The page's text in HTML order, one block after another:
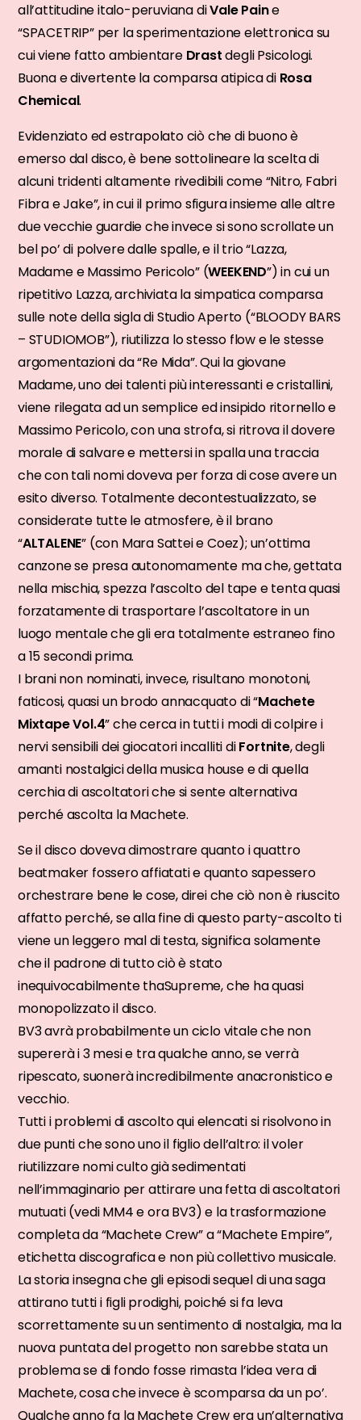
all’attitudine italo-peruviana diVale Paine
“SPACETRIP” per la sperimentazione elettronica su
cui viene fatto ambientare Drastdegli Psicologi.
Buona e divertente la comparsa atipica di Rosa
Chemical.
Evidenziato ed estrapolato ciò che di buono è
emerso dal disco, è bene sottolineare la scelta di
alcuni tridenti altamente rivedibili come “Nitro, Fabri
Fibra e Jake”, in cui il primo sfigura insieme alle altre
due vecchie guardie che invece si sono scrollate un
bel po’ di polvere dalle spalle, e il trio “Lazza,
Madame e Massimo Pericolo” (WEEKEND”) in cui un
ripetitivo Lazza, archiviata la simpatica comparsa
sulle note della sigla di Studio Aperto (“BLOODY BARS
– STUDIOMOB”), riutilizza lo stesso flow e le stesse
argomentazioni da “Re Mida”. Qui la giovane
Madame, uno dei talenti più interessanti e cristallini,
viene rilegata ad un semplice ed insipido ritornello e
Massimo Pericolo, con una strofa, si ritrova il dovere
morale di salvare e mettersi in spalla una traccia
che con tali nomi doveva per forza di cose avere un
esito diverso. Totalmente decontestualizzato, se
considerate tutte le atmosfere, è il brano
“ALTALENE” (con Mara Sattei e Coez); un’ottima
canzone se presa autonomamente ma che, gettata
nella mischia, spezza l’ascolto del tape e tenta quasi
forzatamente di trasportare l’ascoltatore in un
luogo mentale che gli era totalmente estraneo fino
a 15 secondi prima.
I brani non nominati, invece, risultano monotoni,
faticosi, quasi un brodo annacquato di “Machete
Mixtape Vol.4” che cerca in tutti i modi di colpire i
nervi sensibili dei giocatori incalliti diFortnite, degli
amanti nostalgici della musica house e di quella
cerchia di ascoltatori che si sente alternativa
perché ascolta la Machete.
Se il disco doveva dimostrare quanto i quattro
beatmaker fossero affiatati e quanto sapessero
orchestrare bene le cose, direi che ciò non è riuscito
affatto perché, se alla fine di questo party-ascolto ti
viene un leggero mal di testa, significa solamente
che il padrone di tutto ciò è stato
inequivocabilmente thaSupreme, che ha quasi
monopolizzato il disco.
BV3 avrà probabilmente un ciclo vitale che non
supererà i 3 mesi e tra qualche anno, se verrà
ripescato, suonerà incredibilmente anacronistico e
vecchio.
Tutti i problemi di ascolto qui elencati si risolvono in
due punti che sono uno il figlio dell’altro: il voler
riutilizzare nomi culto già sedimentati
nell’immaginario per attirare una fetta di ascoltatori
mutuati (vedi MM4 e ora BV3) e la trasformazione
completa da “Machete Crew” a “Machete Empire”,
etichetta discografica e non più collettivo musicale.
La storia insegna che gli episodi sequel di una saga
attirano tutti i figli prodighi, poiché si fa leva
scorrettamente su un sentimento di nostalgia, ma la
nuova puntata del progetto non sarebbe stata un
problema se di fondo fosse rimasta l’idea vera di
Machete, cosa che invece è scomparsa da un po’.
Qualche anno fa la Machete Crew era un’alternativa